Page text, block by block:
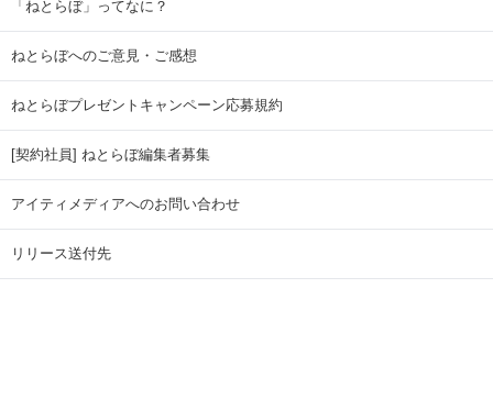
「ねとらぼ」ってなに？
ねとらぼへのご意見・ご感想
ねとらぼプレゼントキャンペーン応募規約
[契約社員] ねとらぼ編集者募集
アイティメディアへのお問い合わせ
リリース送付先